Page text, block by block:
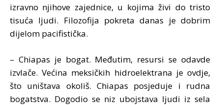
izravno njihove zajednice, u kojima živi do tristo
tisuća ljudi. Filozofija pokreta danas je dobrim
dijelom pacifistička.
– Chiapas je bogat. Međutim, resursi se odavde
izvlače. Većina meksičkih hidroelektrana je ovdje,
što uništava okoliš. Chiapas posjeduje i rudna
bogatstva. Dogodio se niz ubojstava ljudi iz sela